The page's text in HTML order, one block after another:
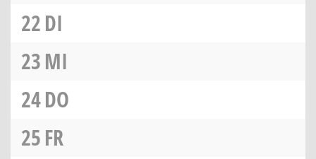
22DI
23MI
24DO
25FR